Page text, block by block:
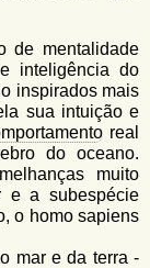
de mentalidade
inteligência do
inspirados mais
sua intuição e
real
do oceano.
muito
e a subespécie
o homo sapiens
mar e da terra -